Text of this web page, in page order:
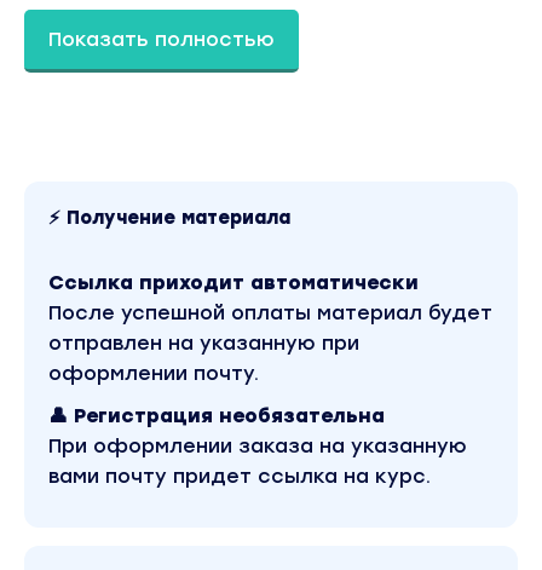
Сценарии
Научишься правильно писать сценарии для
Создание сцен для фильма в ИИ
Монтаж готового ИИ фильма, подборка
Автор Лерика Юрова (lerika_yurova)
Более 200000 подписчиков в инстаграм
Создает кино в ИИ
Обучает создавать кинематографичные
Показать полностью
⚡ Получение материала
Ссылка приходит автоматически
После успешной оплаты материал будет
отправлен на указанную при
оформлении почту.
👤 Регистрация необязательна
При оформлении заказа на указанную
вами почту придет ссылка на курс.